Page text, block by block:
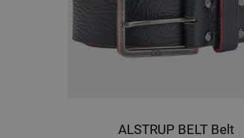
ALSTRUP BELT Belt